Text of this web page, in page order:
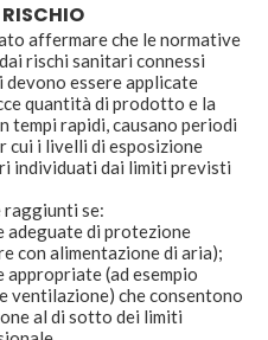
RISCHIO
affermare che le normative
rischi sanitari connessi
devono essere applicate
quantità di prodotto e la
tempi rapidi, causano periodi
cui i livelli di esposizione
individuati dai limiti previsti
se:
di protezione
con alimentazione di aria);
(ad esempio
ventilazione) che consentono
al di sotto dei limiti